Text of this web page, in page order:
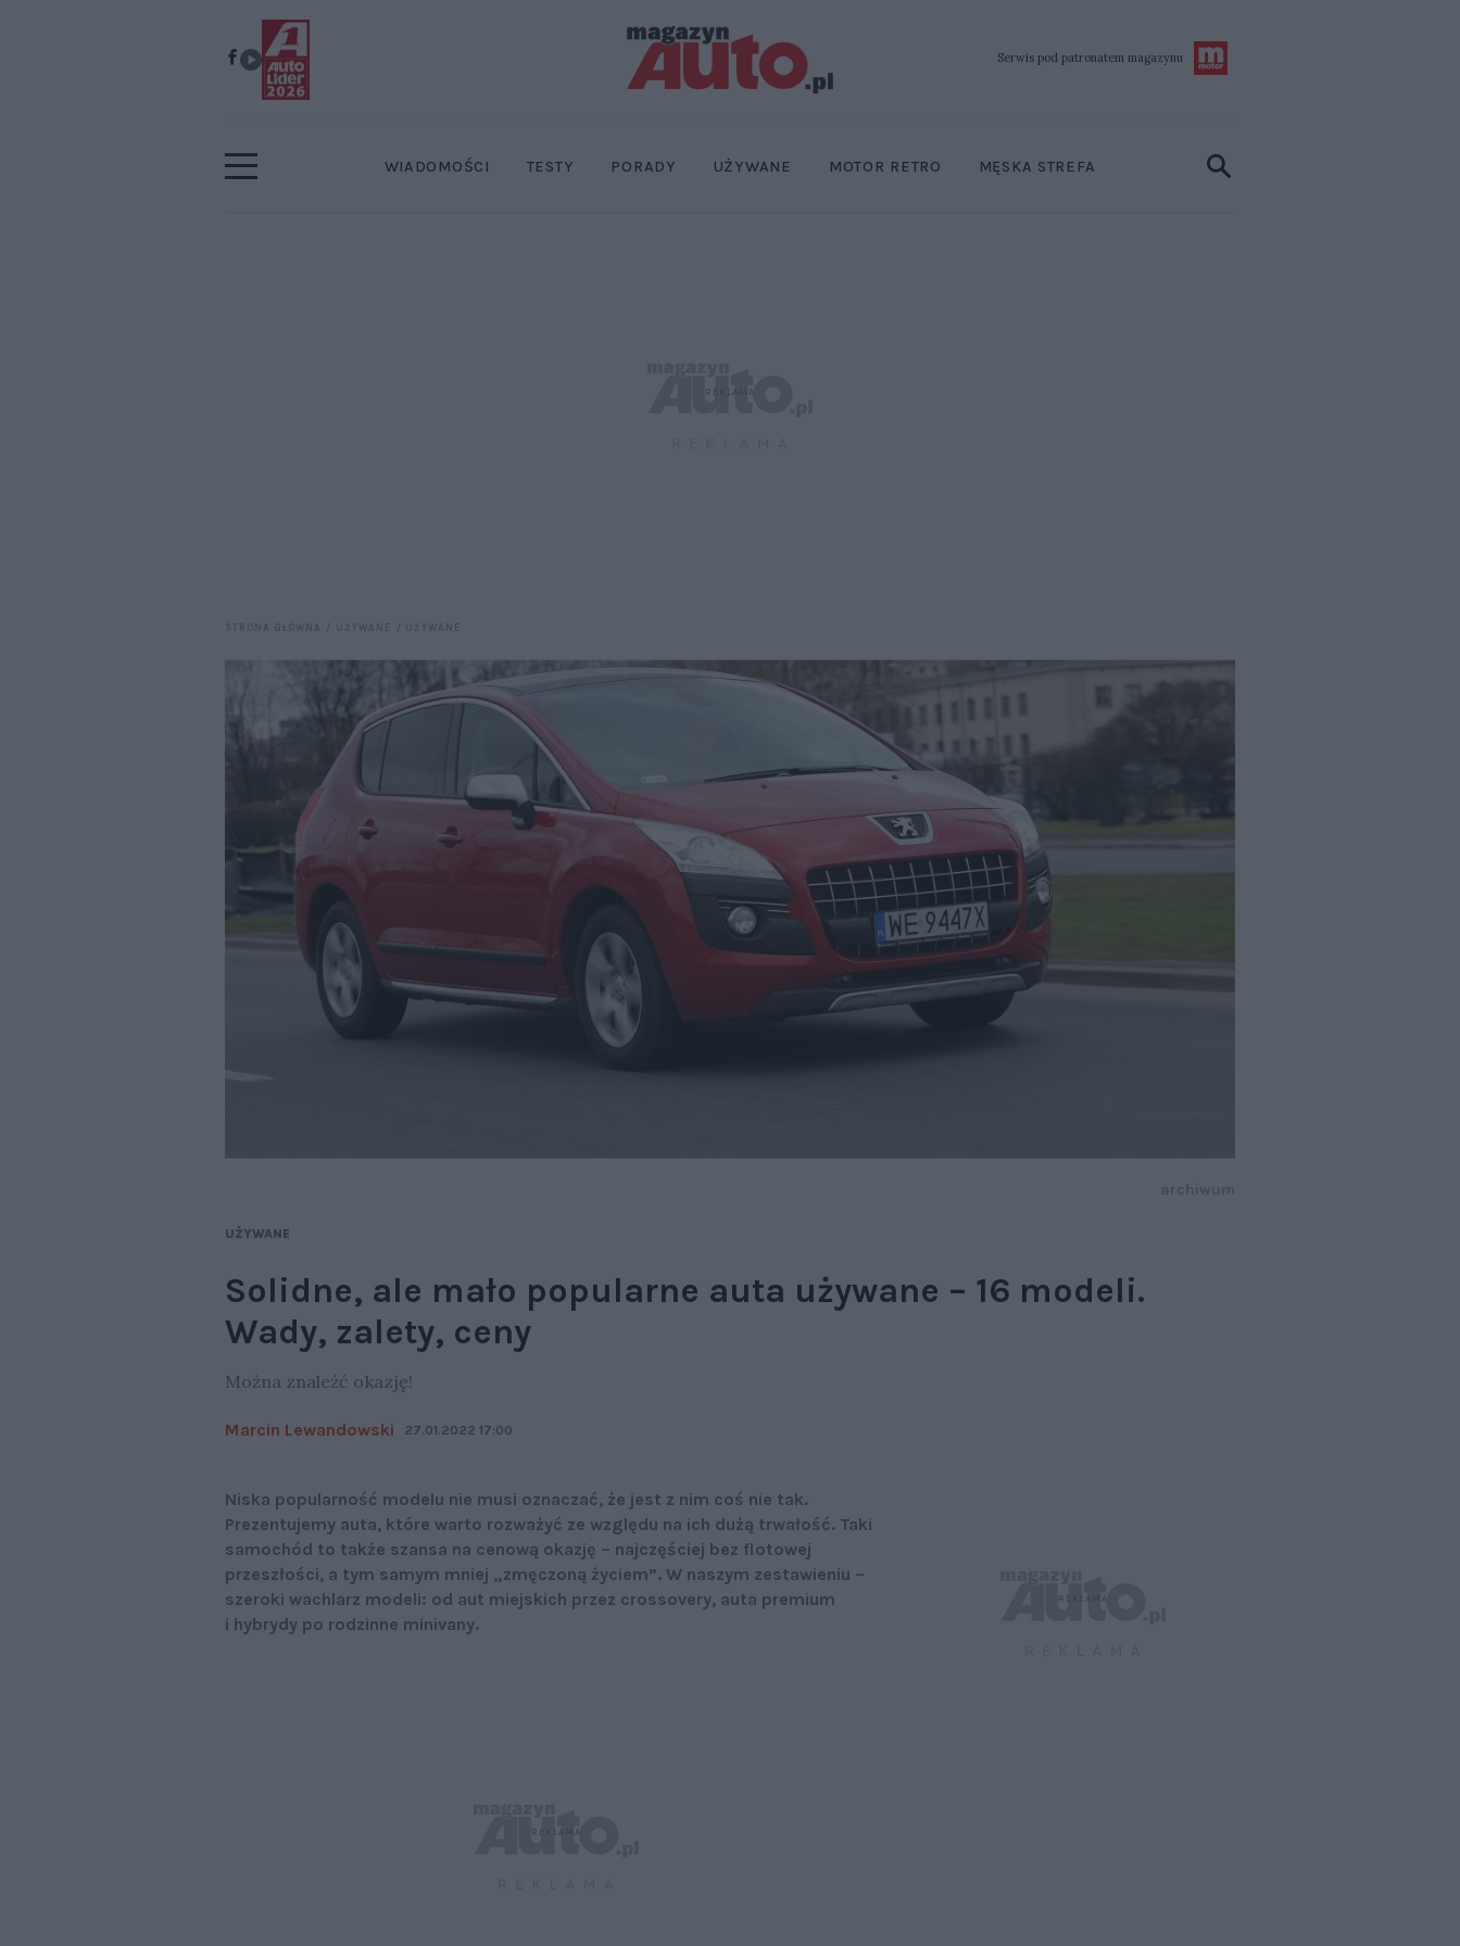
Serwis pod patronatem magazynu
WIADOMOŚCI MOTOR RETRO
TESTY PORADY UŻYWANE MĘSKA STREFA
UŻYWANE
Solidne, ale mało popularne auta używane – 16 modeli.
Wady, zalety, ceny
Można znaleźć okazję!
Marcin Lewandowski 27.01.2022 17:00
Niska popularność modelu nie musi oznaczać, że jest z nim coś nie tak.
Prezentujemy auta, które warto rozważyć ze względu na ich dużą trwałość. Taki
samochód to także szansa na cenową okazję – najczęściej bez flotowej
przeszłości, a tym samym mniej „zmęczoną życiem”. W naszym zestawieniu –
szeroki wachlarz modeli: od aut miejskich przez crossovery, auta premium
i hybrydy po rodzinne minivany.